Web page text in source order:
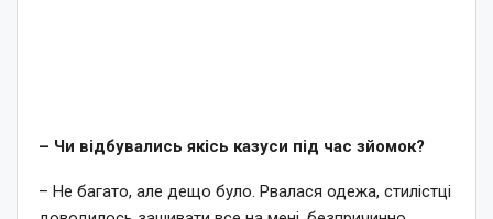
– Чи відбувались якісь казуси під час зйомок?
– Не багато, але дещо було. Рвалася одежа, стилістці